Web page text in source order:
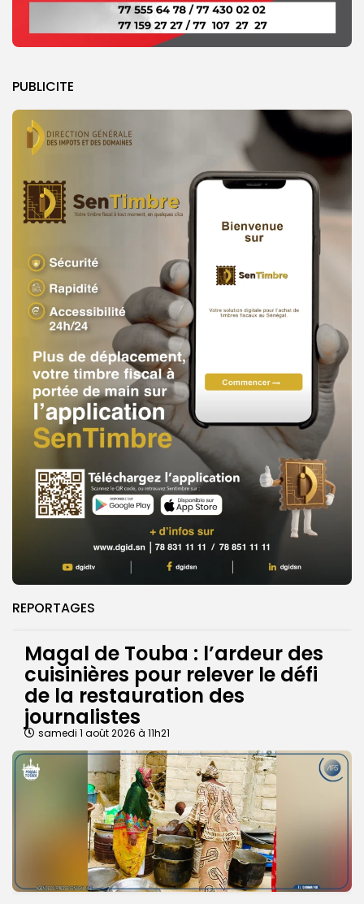
PUBLICITE
REPORTAGES
Magal de Touba : l’ardeur des
cuisinières pour relever le défi
de la restauration des
journalistes
samedi 1 août 2026 à 11h21